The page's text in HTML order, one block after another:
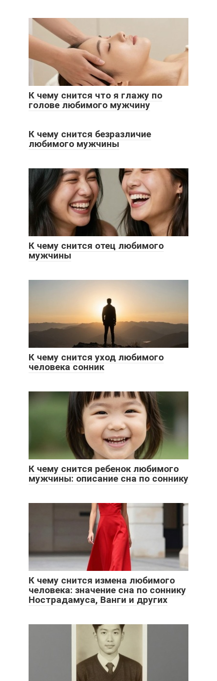
К чему снится что я глажу по
голове любимого мужчину
К чему снится безразличие
любимого мужчины
К чему снится отец любимого
мужчины
К чему снится уход любимого
человека сонник
К чему снится ребенок любимого
мужчины: описание сна по соннику
К чему снится измена любимого
человека: значение сна по соннику
Нострадамуса, Ванги и других